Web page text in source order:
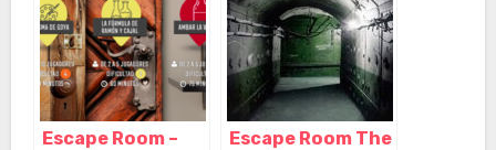
Escape Room –
Escape Room The